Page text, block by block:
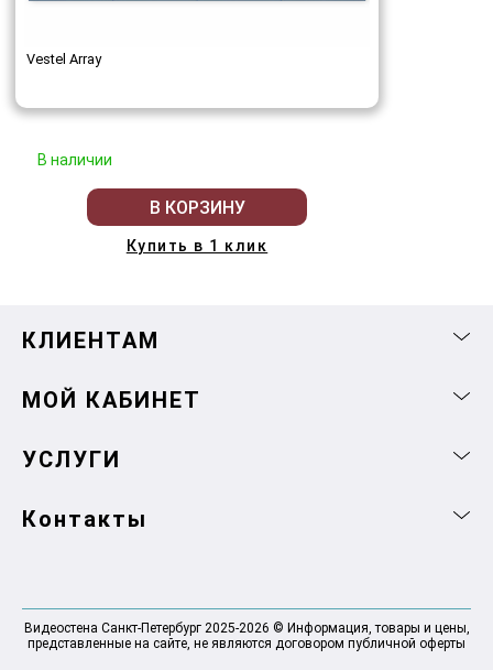
Vestel Array
В наличии
В КОРЗИНУ
Купить в 1 клик
КЛИЕНТАМ
МОЙ КАБИНЕТ
УСЛУГИ
Контакты
Видеостена Санкт-Петербург 2025-2026 © Информация, товары и цены,
представленные на сайте, не являются договором публичной оферты